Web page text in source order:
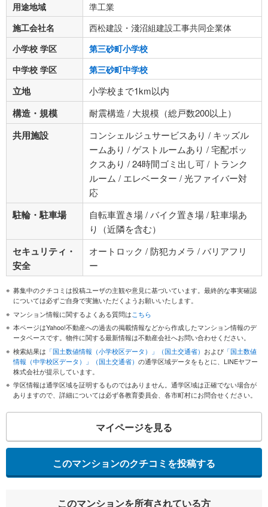
用途地域
準工業
施工会社名
西松建設・淺沼組建設工事共同企業体
小学校 学区
第三砂町小学校
中学校 学区
第三砂町中学校
立地 小学校まで1km以内
構造・規模 耐震構造 / 大規模（総戸数200以上）
共用施設
コンシェルジュサービスあり / キッズル
ームあり / ゲストルームあり / 宅配ボッ
クスあり / 24時間ゴミ出し可 / トランク
ルーム / エレベーター / 光ファイバー対
応
駐輪・駐車場
自転車置き場 / バイク置き場 / 駐車場あ
り（近隣を含む）
セキュリティ・
安全
オートロック / 防犯カメラ / バリアフリ
ー
募集中のクチコミは投稿ユーザの主観や意見に基づいています。最終的な事実確認
については必ずご自身で実施いただくようお願いいたします。
マンション情報に関するよくある質問はこちら
本ページはYahoo!不動産への過去の掲載情報などから作成したマンション情報のデ
ータベースです。物件に関する最新情報は不動産会社へお問い合わせください。
検索結果は 「国土数値情報（小学校区データ）」（国土交通省） および 「国土数値
情報（中学校区データ）」（国土交通省） の通学区域データをもとに、LINEヤフー
株式会社が提示しています。
学区情報は通学区域を証明するものではありません。通学区域は正確でない場合が
ありますので、詳細については必ず各教育委員会、各市町村にお問合せください。
マイページを見る
このマンションのクチコミを投稿する
このマンションを所有されている方